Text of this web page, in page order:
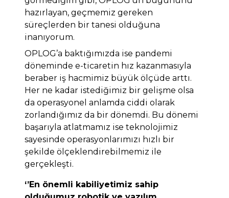
hazırlayan, geçmemiz gereken
süreçlerden bir tanesi olduğuna
inanıyorum.
OPLOG’a baktığımızda ise pandemi
döneminde e-ticaretin hız kazanmasıyla
beraber iş hacmimiz büyük ölçüde arttı.
Her ne kadar istediğimiz bir gelişme olsa
da operasyonel anlamda ciddi olarak
zorlandığımız da bir dönemdi. Bu dönemi
başarıyla atlatmamız ise teknolojimiz
sayesinde operasyonlarımızı hızlı bir
şekilde ölçeklendirebilmemiz ile
gerçekleşti.
‘’En önemli kabiliyetimiz sahip